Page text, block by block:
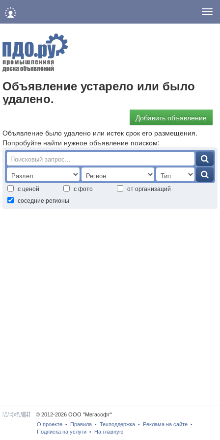
Объявление устарело или было
удалено.
Добавить объявление
Объявление было удалено или истек срок его размещения.
Попробуйте найти нужное объявление поиском:
с ценой с фото
от организаций
соседние регионы
© 2012-2026 ООО "Мегасофт"
О проекте • Правила • Техподдержка • Реклама на сайте •
Подписка на услуги • На главную